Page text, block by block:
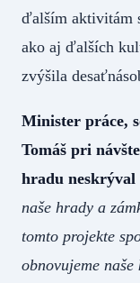
ďalším aktivitám
ako aj ďalších
zvýšila
Minister práce,
Tomáš pri
hradu neskrýval
naše hrady a
tomto projekte
obnovujeme